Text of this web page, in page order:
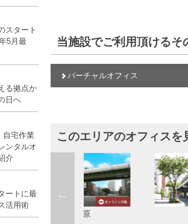
当施設でご利用頂けるそ
バーチャルオフィス
このエリアのオフィスを
スタート
5月最
る拠点か
日へ
自宅作業
ンタルオ
介
ートに最
活用術